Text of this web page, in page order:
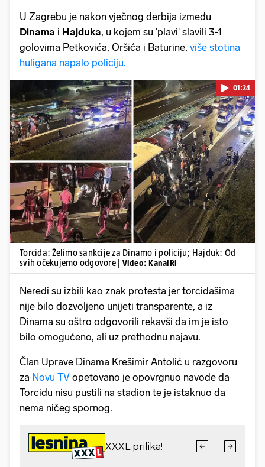
U Zagrebu je nakon vječnog derbija između
Dinama i Hajduka, u kojem su 'plavi' slavili 3-1
golovima Petkovića, Oršića i Baturine, više stotina
huligana napalo policiju.
Pokretanje videa...
01:24
Torcida: Želimo sankcije za Dinamo i policiju; Hajduk: Od
svih očekujemo odgovore
| Video: KanalRi
Neredi su izbili kao znak protesta jer torcidašima
nije bilo dozvoljeno unijeti transparente, a iz
Dinama su oštro odgovorili rekavši da im je isto
bilo omogućeno, ali uz prethodnu najavu.
Član Uprave Dinama Krešimir Antolić u razgovoru
za Novu TV opetovano je opovrgnuo navode da
Torcidu nisu pustili na stadion te je istaknuo da
nema ničeg spornog.